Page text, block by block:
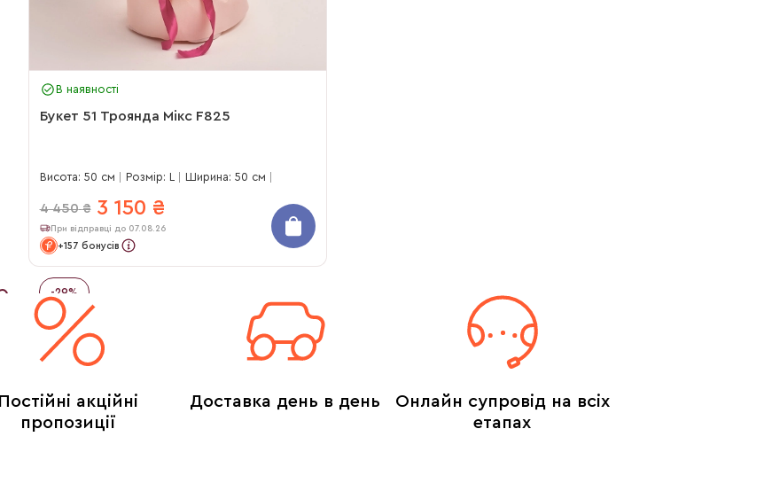
В наявності
Букет 51 Троянда Мікс F825
Висота: 50 см Розмір: L Ширина: 50 см
4 450 ₴ 3 150 ₴
При відправці до 07.08.26
+157 бонусів
-29%
Постійні акційні
пропозиції
Доставка день в день
Онлайн супровід на всіх
етапах